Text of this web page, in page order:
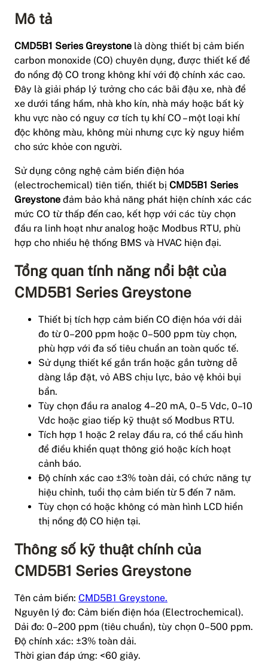
Mô tả
CMD5B1 Series Greystone là dòng thiết bị cảm biến
carbon monoxide (CO) chuyên dụng, được thiết kế để
đo nồng độ CO trong không khí với độ chính xác cao.
Đây là giải pháp lý tưởng cho các bãi đậu xe, nhà để
xe dưới tầng hầm, nhà kho kín, nhà máy hoặc bất kỳ
khu vực nào có nguy cơ tích tụ khí CO – một loại khí
độc không màu, không mùi nhưng cực kỳ nguy hiểm
cho sức khỏe con người.
Sử dụng công nghệ cảm biến điện hóa
(electrochemical) tiên tiến, thiết bị CMD5B1 Series
Greystone đảm bảo khả năng phát hiện chính xác các
mức CO từ thấp đến cao, kết hợp với các tùy chọn
đầu ra linh hoạt như analog hoặc Modbus RTU, phù
hợp cho nhiều hệ thống BMS và HVAC hiện đại.
Tổng quan tính năng nổi bật của
CMD5B1 Series Greystone
Thiết bị tích hợp cảm biến CO điện hóa với dải
đo từ 0–200 ppm hoặc 0–500 ppm tùy chọn,
phù hợp với đa số tiêu chuẩn an toàn quốc tế.
Sử dụng thiết kế gắn trần hoặc gắn tường dễ
dàng lắp đặt, vỏ ABS chịu lực, bảo vệ khỏi bụi
bẩn.
Tùy chọn đầu ra analog 4–20 mA, 0–5 Vdc, 0–10
Vdc hoặc giao tiếp kỹ thuật số Modbus RTU.
Tích hợp 1 hoặc 2 relay đầu ra, có thể cấu hình
để điều khiển quạt thông gió hoặc kích hoạt
cảnh báo.
Độ chính xác cao ±3% toàn dải, có chức năng tự
hiệu chỉnh, tuổi thọ cảm biến từ 5 đến 7 năm.
Tùy chọn có hoặc không có màn hình LCD hiển
thị nồng độ CO hiện tại.
Thông số kỹ thuật chính của
CMD5B1 Series Greystone
Tên cảm biến: CMD5B1 Greystone.
Nguyên lý đo: Cảm biến điện hóa (Electrochemical).
Dải đo: 0–200 ppm (tiêu chuẩn), tùy chọn 0–500 ppm.
Độ chính xác: ±3% toàn dải.
Thời gian đáp ứng: <60 giây.